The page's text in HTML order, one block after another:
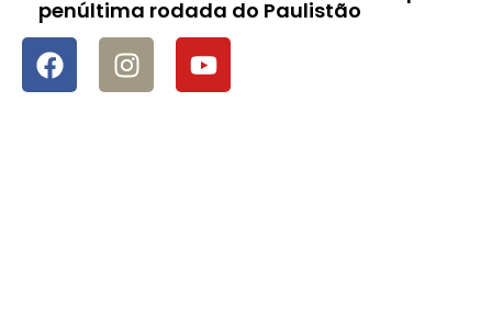
penúltima rodada do Paulistão